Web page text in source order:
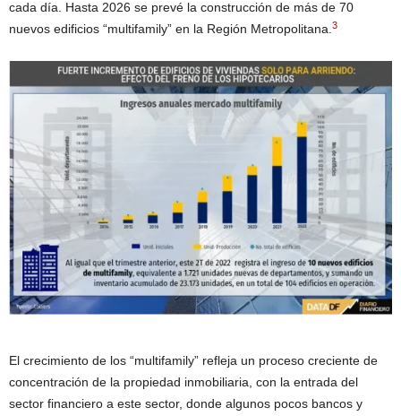
cada día. Hasta 2026 se prevé la construcción de más de 70
nuevos edificios “multifamily” en la Región Metropolitana.3
El crecimiento de los “multifamily” refleja un proceso creciente de
concentración de la propiedad inmobiliaria, con la entrada del
sector financiero a este sector, donde algunos pocos bancos y